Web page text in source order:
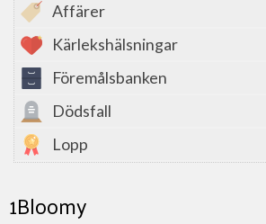
Affärer
Kärlekshälsningar
Föremålsbanken
Dödsfall
Lopp
1Bloomy